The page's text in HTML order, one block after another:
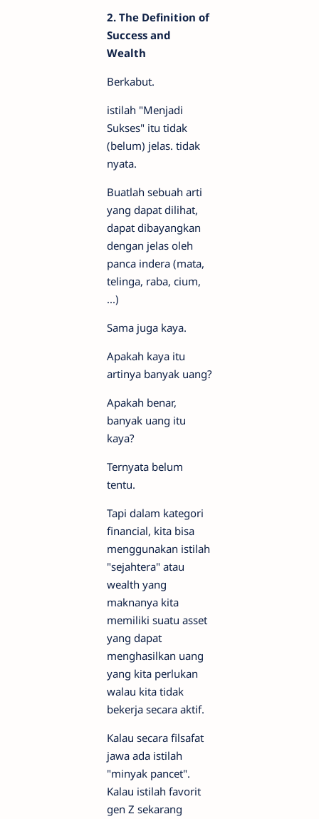
2. The Definition of
Success and
Wealth
Berkabut.
istilah "Menjadi
Sukses" itu tidak
(belum) jelas. tidak
nyata.
Buatlah sebuah arti
yang dapat dilihat,
dapat dibayangkan
dengan jelas oleh
panca indera (mata,
telinga, raba, cium,
...)
Sama juga kaya.
Apakah kaya itu
artinya banyak uang?
Apakah benar,
banyak uang itu
kaya?
Ternyata belum
tentu.
Tapi dalam kategori
financial, kita bisa
menggunakan istilah
"sejahtera" atau
wealth yang
maknanya kita
memiliki suatu asset
yang dapat
menghasilkan uang
yang kita perlukan
walau kita tidak
bekerja secara aktif.
Kalau secara filsafat
jawa ada istilah
"minyak pancet".
Kalau istilah favorit
gen Z sekarang